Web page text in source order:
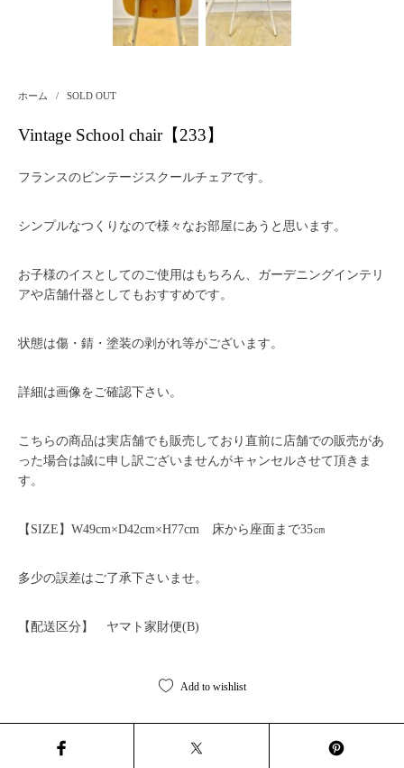
ホーム / SOLD OUT
Vintage School chair【233】
フランスのビンテージスクールチェアです。
シンプルなつくりなので様々なお部屋にあうと思います。
お子様のイスとしてのご使用はもちろん、ガーデニングインテリ
アや店舗什器としてもおすすめです。
状態は傷・錆・塗装の剥がれ等がございます。
詳細は画像をご確認下さい。
こちらの商品は実店舗でも販売しており直前に店舗での販売があ
った場合は誠に申し訳ございませんがキャンセルさせて頂きま
す。
【SIZE】W49cm×D42cm×H77cm 床から座面まで35㎝
多少の誤差はご了承下さいませ。
【配送区分】 ヤマト家財便(B)
Add to wishlist